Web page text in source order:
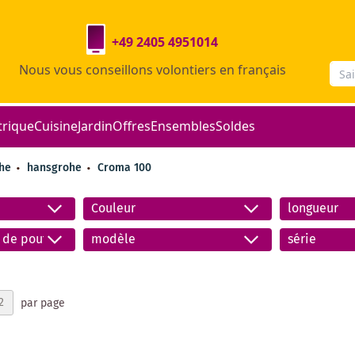
+49 2405 4951014
Nous vous conseillons volontiers en français
CuisineJardinOffresEnsemblesSoldes
hansgrohe Croma 100
Couleur longueur
poutre modèle série
par page